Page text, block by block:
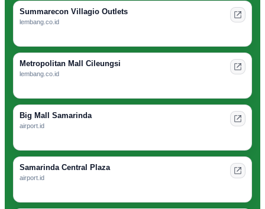
Summarecon Villagio Outlets
lembang.co.id
Metropolitan Mall Cileungsi
lembang.co.id
Big Mall Samarinda
airport.id
Samarinda Central Plaza
airport.id